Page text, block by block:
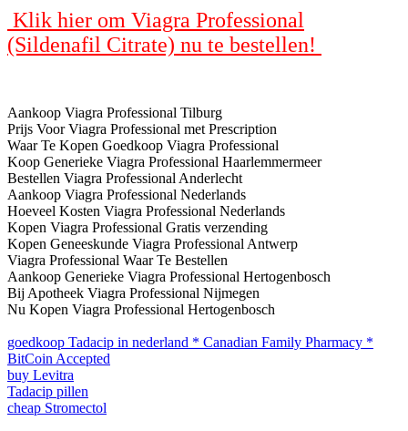
Klik hier om Viagra Professional
(Sildenafil Citrate) nu te bestellen!
Aankoop Viagra Professional Tilburg
Prijs Voor Viagra Professional met Prescription
Waar Te Kopen Goedkoop Viagra Professional
Koop Generieke Viagra Professional Haarlemmermeer
Bestellen Viagra Professional Anderlecht
Aankoop Viagra Professional Nederlands
Hoeveel Kosten Viagra Professional Nederlands
Kopen Viagra Professional Gratis verzending
Kopen Geneeskunde Viagra Professional Antwerp
Viagra Professional Waar Te Bestellen
Aankoop Generieke Viagra Professional Hertogenbosch
Bij Apotheek Viagra Professional Nijmegen
Nu Kopen Viagra Professional Hertogenbosch
goedkoop Tadacip in nederland * Canadian Family Pharmacy *
BitCoin Accepted
buy Levitra
Tadacip pillen
cheap Stromectol